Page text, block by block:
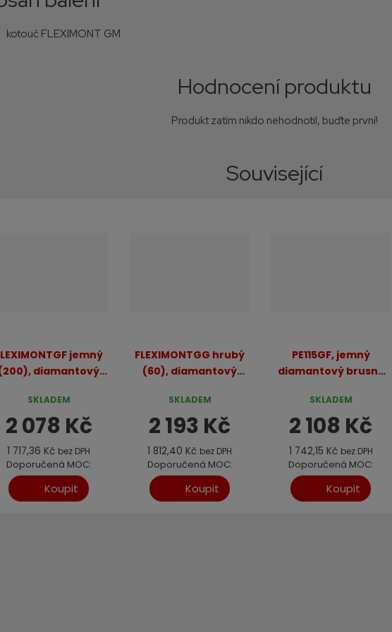
kotouč FLEXIMONT GM
Hodnocení produktu
Produkt zatím nikdo nehodnotil, buďte první!
Související
jemný
diamantový
kotouč
2 078 Kč
1 717,36 Kč bez DPH
Doporučená MOC:
2 188 Kč
SKLADEM
Koupit
FLEXIMONTGG hrubý
(60), diamantový
kotouč
2 193 Kč
1 812,40 Kč bez DPH
Doporučená MOC:
2 309 Kč
SKLADEM
Koupit
PE115GF, jemný
diamantový brusný
dlažbu, žulu, mramor,
jemný
2 108 Kč
1 742,15 Kč bez DPH
Doporučená MOC:
2 219 Kč
SKLADEM
Koupit